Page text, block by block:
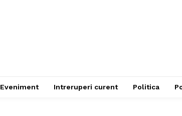
Eveniment Intreruperi curent Politica